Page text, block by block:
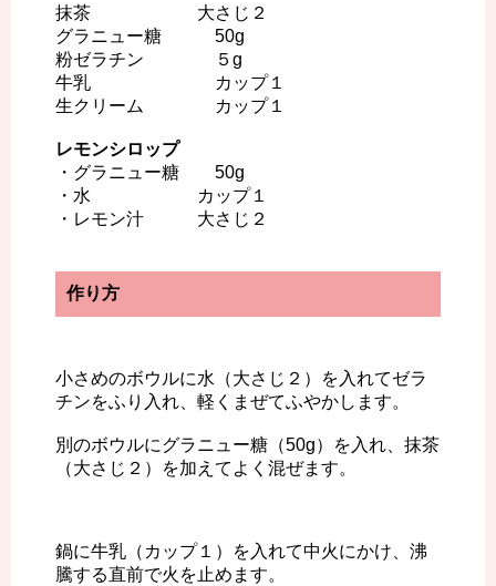
抹茶 大さじ２
グラニュー糖 50g
粉ゼラチン ５g
牛乳 カップ１
生クリーム カップ１
レモンシロップ
・グラニュー糖 50g
・水 カップ１
・レモン汁 大さじ２
作り方
小さめのボウルに水（大さじ２）を入れてゼラ
チンをふり入れ、軽くまぜてふやかします。
別のボウルにグラニュー糖（50g）を入れ、抹茶
（大さじ２）を加えてよく混ぜます。
鍋に牛乳（カップ１）を入れて中火にかけ、沸
騰する直前で火を止めます。